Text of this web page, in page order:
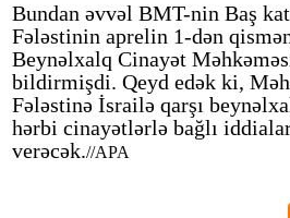
Bundan əvvəl BMT-nin Baş
Fələstinin aprelin 1-dən
Beynəlxalq Cinayət
bildirmişdi. Qeyd edək ki,
Fələstinə İsrailə qarşı
hərbi cinayətlərlə bağlı
verəcək.//APA